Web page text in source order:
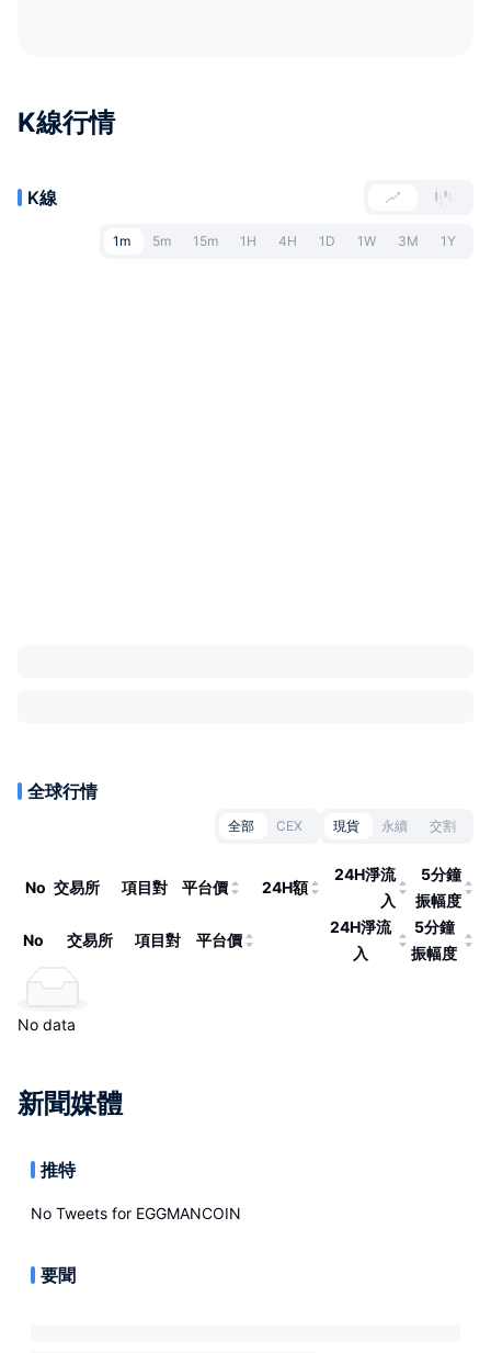
K線行情
K線
1m 5m 15m 1H 4H 1D 1W 3M 1Y
全球行情
全部 CEX 現貨 永續 交割
No 交易所 項目對 平台價 24H額
24H淨流
入
5分鐘
振幅度
No 交易所 項目對 平台價
24H淨流
入
5分鐘
振幅度
No data
新聞媒體
推特
No Tweets for EGGMANCOIN
要聞